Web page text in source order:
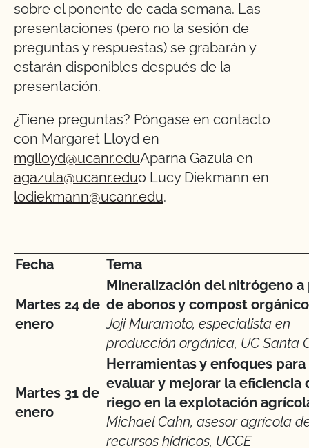
sobre el ponente de cada semana. Las
presentaciones (pero no la sesión de
preguntas y respuestas) se grabarán y
estarán disponibles después de la
presentación.
¿Tiene preguntas? Póngase en contacto
con Margaret Lloyd en
mglloyd@ucanr.eduAparna Gazula en
agazula@ucanr.eduo Lucy Diekmann en
lodiekmann@ucanr.edu.
Fecha Tema
Martes 24 de
enero
Mineralización del nitrógeno
de abonos y compost
Joji Muramoto, especialista en
producción orgánica, UC Santa
Martes 31 de
enero
Herramientas y enfoques para
evaluar y mejorar la eficiencia
riego en la explotación
Michael Cahn, asesor agrícola
recursos hídricos, UCCE